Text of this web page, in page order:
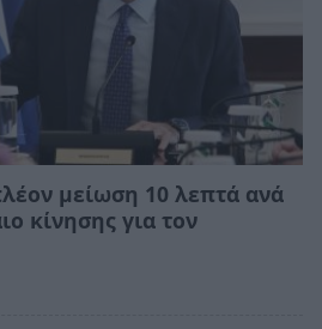
μείωση 10 λεπτά ανά
κίνησης για τον